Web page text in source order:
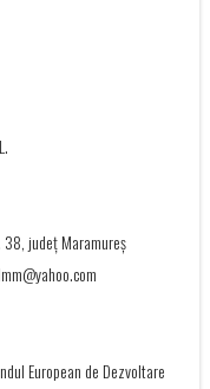
38, județ Maramureș
European de Dezvoltare